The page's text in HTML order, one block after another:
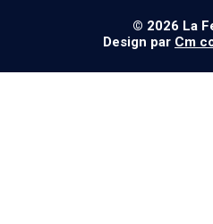
© 2026 La
Design par Cm